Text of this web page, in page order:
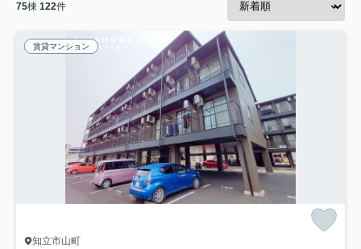
75棟 122件
賃貸マンション
知立市山町